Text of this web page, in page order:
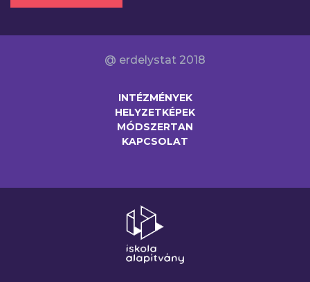
@ erdelystat 2018
INTÉZMÉNYEK
HELYZETKÉPEK
MÓDSZERTAN
KAPCSOLAT